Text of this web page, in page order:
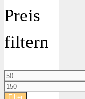
Preis
filtern
Min.
Preis
Max.
Preis
Filter